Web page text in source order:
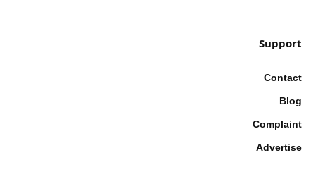
Support
Contact
Blog
Complaint
Advertise